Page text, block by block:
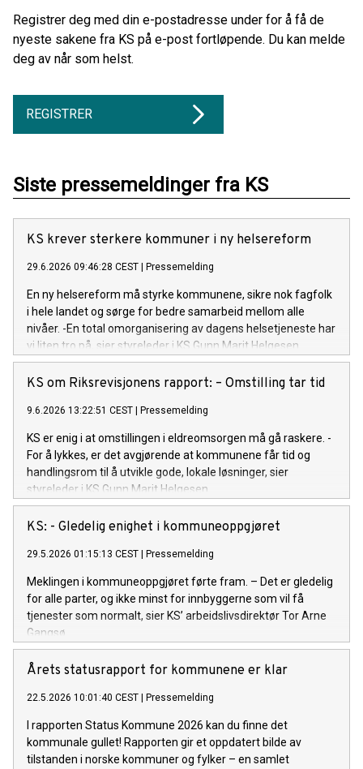
Registrer deg med din e-postadresse under for å få de
nyeste sakene fra KS på e-post fortløpende. Du kan melde
deg av når som helst.
REGISTRER
Siste pressemeldinger fra KS
KS krever sterkere kommuner i ny helsereform
29.6.2026 09:46:28 CEST Pressemelding
En ny helsereform må styrke kommunene, sikre nok fagfolk
i hele landet og sørge for bedre samarbeid mellom alle
nivåer. -En total omorganisering av dagens helsetjeneste har
vi liten tro på, sier styreleder i KS Gunn Marit Helgesen.
KS om Riksrevisjonens rapport: – Omstilling tar tid
9.6.2026 13:22:51 CEST Pressemelding
KS er enig i at omstillingen i eldreomsorgen må gå raskere. -
For å lykkes, er det avgjørende at kommunene får tid og
handlingsrom til å utvikle gode, lokale løsninger, sier
styreleder i KS Gunn Marit Helgesen.
KS: - Gledelig enighet i kommuneoppgjøret
29.5.2026 01:15:13 CEST Pressemelding
Meklingen i kommuneoppgjøret førte fram. – Det er gledelig
for alle parter, og ikke minst for innbyggerne som vil få
tjenester som normalt, sier KS’ arbeidslivsdirektør Tor Arne
Gangsø.
Årets statusrapport for kommunene er klar
22.5.2026 10:01:40 CEST Pressemelding
I rapporten Status Kommune 2026 kan du finne det
kommunale gullet! Rapporten gir et oppdatert bilde av
tilstanden i norske kommuner og fylker – en samlet